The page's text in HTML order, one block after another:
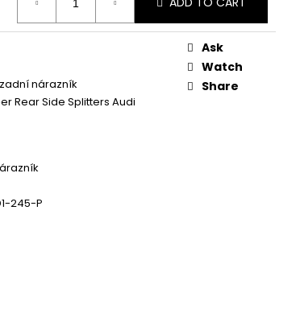
nárazník
Rear Side Splitters Audi
245-P
Ask
Watch
Share
MODUL